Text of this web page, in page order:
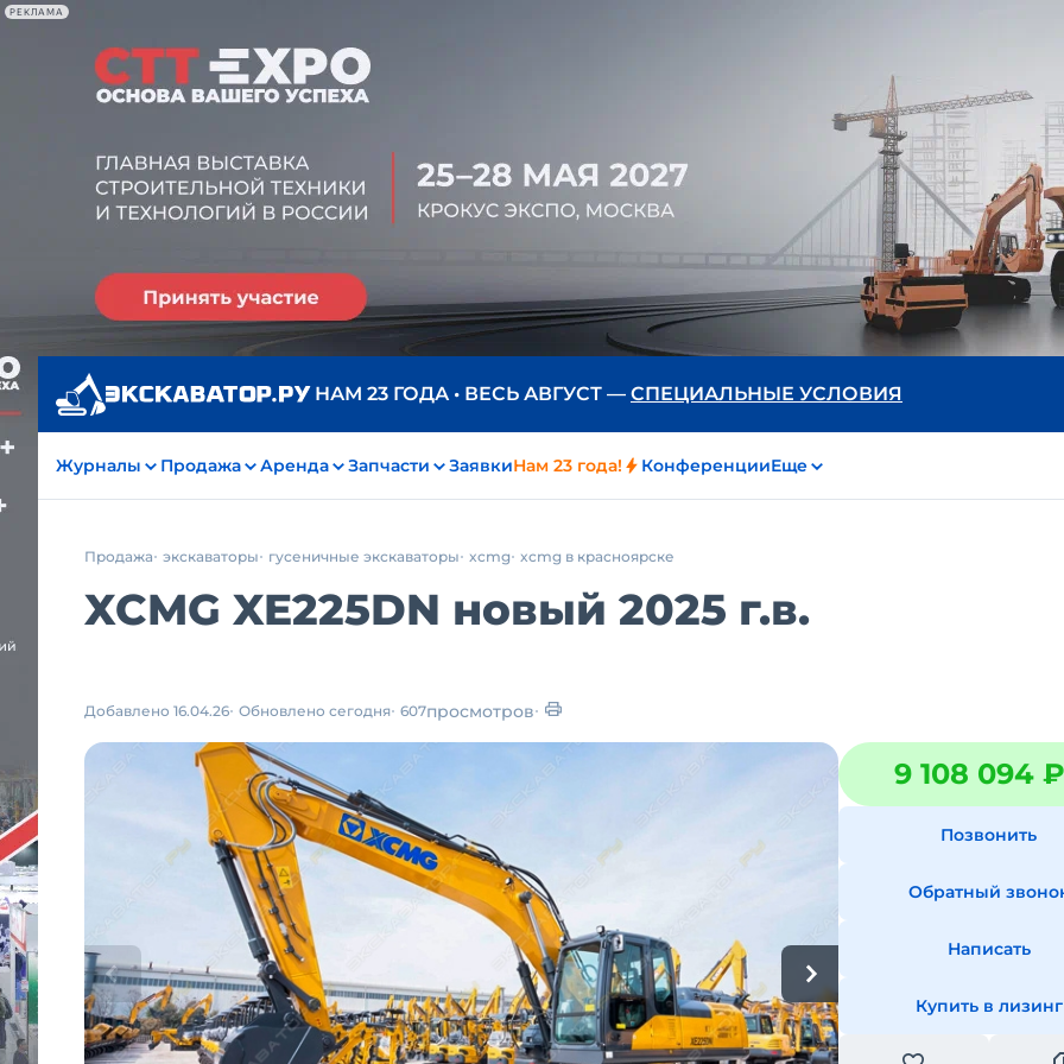
РЕКЛАМА
НАМ 23 ГОДА • ВЕСЬ АВГУСТ — СПЕЦИАЛЬНЫЕ УСЛОВИЯ
Журналы Продажа Аренда Запчасти ЗаявкиНам 23 года! КонференцииЕще
Продажа экскаваторы гусеничные экскаваторы xcmg xcmg в красноярске
XCMG XE225DN новый 2025 г.в.
Добавлено 16.04.26 Обновлено сегодня 607просмотров
9 108 094 ₽
Позвонить
Обратный
Написать
Купить в лизинг